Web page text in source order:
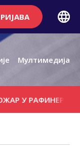
Мултимедија